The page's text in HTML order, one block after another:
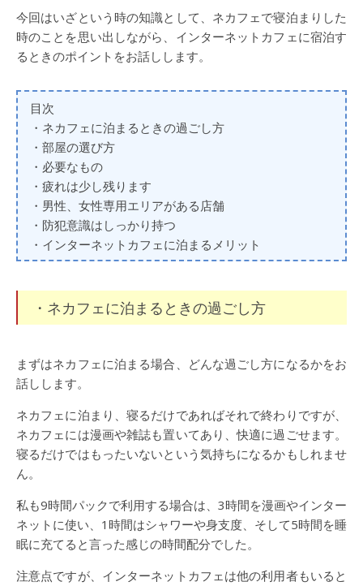
今回はいざという時の知識として、ネカフェで寝泊まりした
時のことを思い出しながら、インターネットカフェに宿泊す
るときのポイントをお話しします。
目次
・ネカフェに泊まるときの過ごし方
・部屋の選び方
・必要なもの
・疲れは少し残ります
・男性、女性専用エリアがある店舗
・防犯意識はしっかり持つ
・インターネットカフェに泊まるメリット
・ネカフェに泊まるときの過ごし方
まずはネカフェに泊まる場合、どんな過ごし方になるかをお
話しします。
ネカフェに泊まり、寝るだけであればそれで終わりですが、
ネカフェには漫画や雑誌も置いてあり、快適に過ごせます。
寝るだけではもったいないという気持ちになるかもしれませ
ん。
私も9時間パックで利用する場合は、3時間を漫画やインター
ネットに使い、1時間はシャワーや身支度、そして5時間を睡
眠に充てると言った感じの時間配分でした。
注意点ですが、インターネットカフェは他の利用者もいると